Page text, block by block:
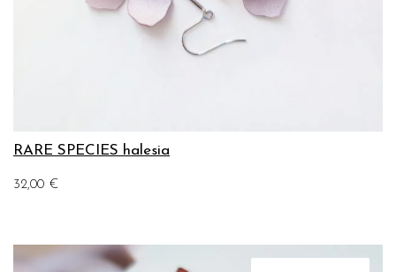
RARE SPECIES halesia
32,00 €